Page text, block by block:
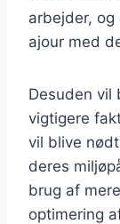
arbejder,
ajour med
Desuden
vigtigere
vil blive
deres
brug af
optimering